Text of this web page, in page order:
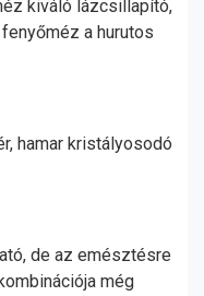
kiváló lázcsillapító,
a hurutos
hamar kristályosodó
de az emésztésre
még